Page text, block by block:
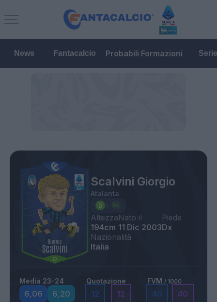
News Fantacalcio Probabili Formazioni
Scalvini Giorgio
Atalanta
Altezza
194cm
Nato il
11 Dic 2003
Piede
Dx
Nazionalità
Italia
Media 23-24
6,06 6,20
Quotazione
12 12
FVM / 1000
40 40